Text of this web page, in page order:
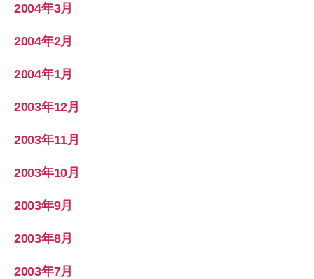
2004年3月
2004年2月
2004年1月
2003年12月
2003年11月
2003年10月
2003年9月
2003年8月
2003年7月